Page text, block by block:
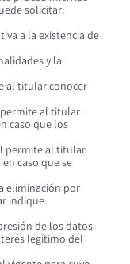
solicitar:
a la existencia de
y la
al titular conocer
al titular
caso que los
permite al titular
caso que se
eliminación por
indique.
de los datos
legítimo del